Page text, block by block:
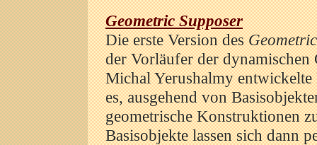
Geometric Supposer
Die erste Version des
der Vorläufer der dynamischen
Michal Yerushalmy
es, ausgehend von
geometrische Konstruktionen
Basisobjekte lassen sich dann